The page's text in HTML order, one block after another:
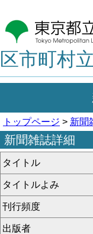
区市町村
トップページ > 新聞
新聞雑誌詳細
タイトル
タイトルよみ
刊行頻度
出版者